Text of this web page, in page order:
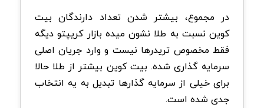
در مجموع، بیشتر شدن تعداد دارندگان بیت
کوین نسبت به طلا نشون میده بازار کریپتو دیگه
فقط مخصوص تریدرها نیست و وارد جریان اصلی
سرمایه گذاری شده. بیت کوین بیشتر از طلا حالا
برای خیلی از سرمایه گذارها تبدیل به یه انتخاب
جدی شده است.